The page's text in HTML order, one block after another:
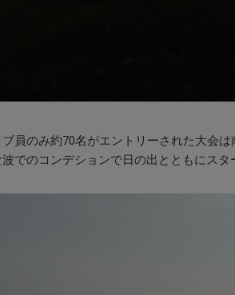
ブ員のみ約70名がエントリーされた大会
波でのコンデションで日の出とともにスタ